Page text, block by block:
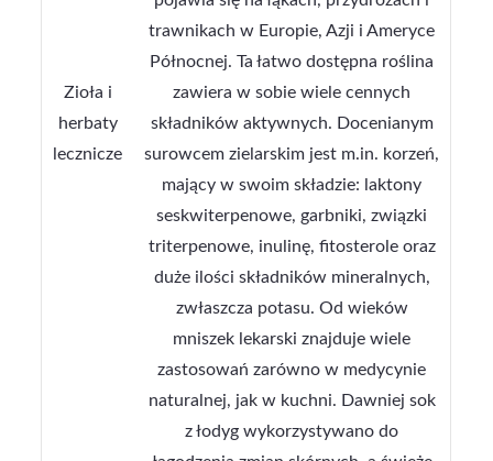
Zioła i
herbaty
lecznicze
trawnikach w Europie, Azji i Ameryce
Północnej. Ta łatwo dostępna roślina
zawiera w sobie wiele cennych
składników aktywnych. Docenianym
surowcem zielarskim jest m.in. korzeń,
mający w swoim składzie: laktony
seskwiterpenowe, garbniki, związki
triterpenowe, inulinę, fitosterole oraz
duże ilości składników mineralnych,
zwłaszcza potasu. Od wieków
mniszek lekarski znajduje wiele
zastosowań zarówno w medycynie
naturalnej, jak w kuchni. Dawniej sok
z łodyg wykorzystywano do